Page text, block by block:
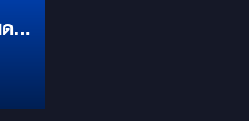
ต่อ